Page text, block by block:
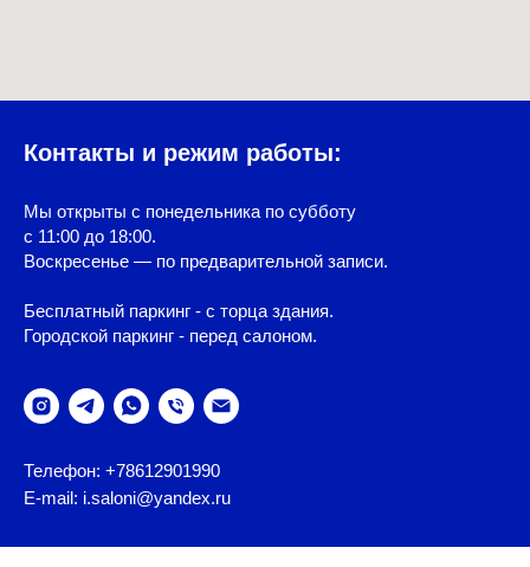
Контакты и режим работы:
Мы открыты с понедельника по субботу
с 11:00 до 18:00.
Воскресенье — по предварительной записи.
Бесплатный паркинг - с торца здания.
Городской паркинг - перед салоном.
Телефон: +78612901990
E-mail: i.saloni@yandex.ru